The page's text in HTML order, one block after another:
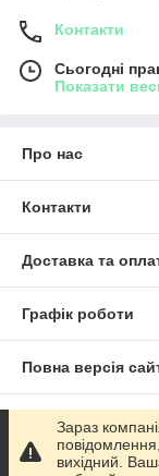
Контакти
Сьогодні
Показати
Про нас
Контакти
Доставка та
Графік роботи
Повна версія
Сайт створено
Зараз
вихідний.